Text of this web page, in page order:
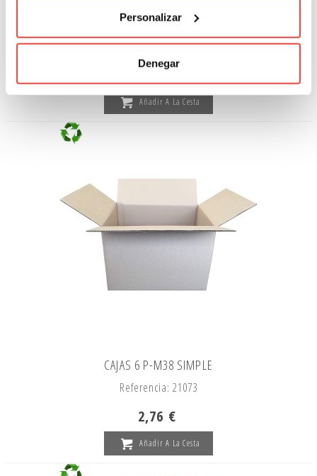
Personalizar
Denegar
Estuche 2 botellas, canal simple
Referencia: 6019
1,96 €
Añadir A La Cesta
CAJAS 6 P-M38 SIMPLE
Referencia: 21073
2,76 €
Añadir A La Cesta